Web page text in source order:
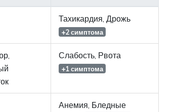
Тахикардия, Дрожь
+2 симптома
Слабость, Рвота
+1 симптома
Анемия, Бледные